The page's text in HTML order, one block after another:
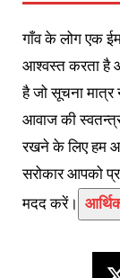
गाँव के लोग एक
आश्वस्त करता है
है जो सूचना
आवाज की
रखने के लिए हम
सरोकार आपको
मदद करें।